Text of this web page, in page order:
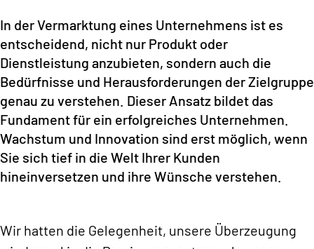
In der Vermarktung eines Unternehmens ist es
entscheidend, nicht nur Produkt oder
Dienstleistung anzubieten, sondern auch die
Bedürfnisse und Herausforderungen der Zielgruppe
genau zu verstehen. Dieser Ansatz bildet das
Fundament für ein erfolgreiches Unternehmen.
Wachstum und Innovation sind erst möglich, wenn
Sie sich tief in die Welt Ihrer Kunden
hineinversetzen und ihre Wünsche verstehen.
Wir hatten die Gelegenheit, unsere Überzeugung